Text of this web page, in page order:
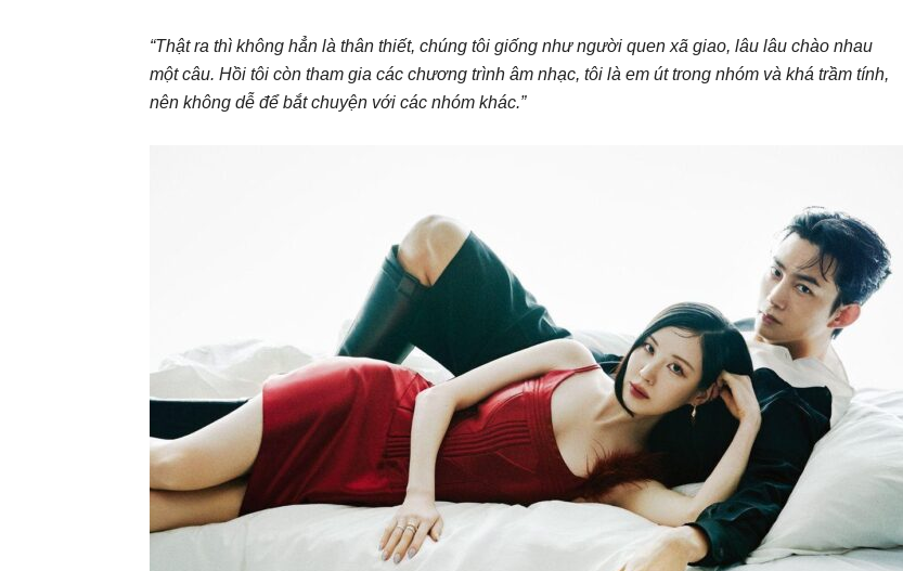
“Thật ra thì không hẳn là thân thiết, chúng tôi giống như người quen xã giao, lâu lâu chào nhau
một câu. Hồi tôi còn tham gia các chương trình âm nhạc, tôi là em út trong nhóm và khá trầm tính,
nên không dễ để bắt chuyện với các nhóm khác.”